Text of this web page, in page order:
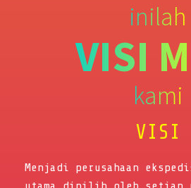
inilah
VISI
kami
VISI
Menjadi perusahaan